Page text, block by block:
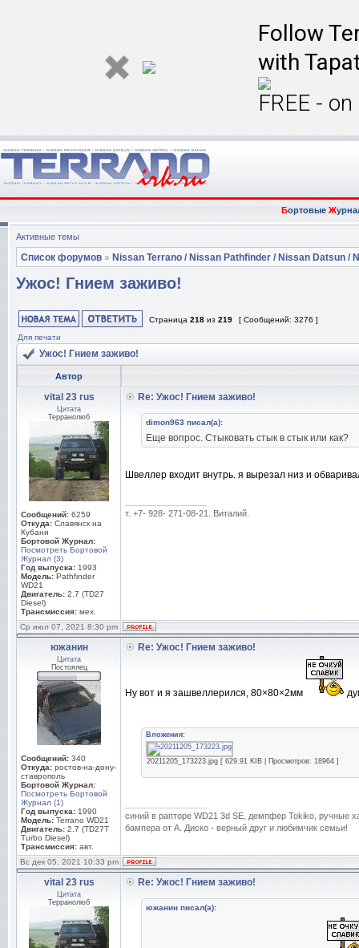
Follow
with
FREE -
БортовыеЖ
Активные темы
Список форумов » Nissan Terrano / Nissan Pathfinder / Nissan Datsun /
Ужос! Гнием заживо!
Страница 218 из 219
[ Сообщений: 3276 ]
Для печати
Ужос! Гнием заживо!
Автор
vital 23 rus
Цитата
Терранолюб
Сообщений: 6259
Откуда: Славянск на
Кубани
Бортовой Журнал:
Посмотреть Бортовой
Журнал (3)
Год выпуска: 1993
Модель: Pathfinder
WD21
Двигатель: 2.7 (TD27
Diesel)
Трансмиссия: мех.
Re: Ужос! Гнием заживо!
dimon963 писал(а):
Еще вопрос. Стыковать стык в стык или как?
Швеллер входит внутрь. я вырезал низ и
т. +7- 928- 271-08-21. Виталий.
Ср июл 07, 2021 8:30 pm
южанин
Цитата
Постоялец
Сообщений: 340
Откуда: ростов-на-дону-
ставрополь
Бортовой Журнал:
Посмотреть Бортовой
Журнал (1)
Год выпуска: 1990
Модель: Terrano WD21
Двигатель: 2.7 (TD27T
Turbo Diesel)
Трансмиссия: авт.
Re: Ужос! Гнием заживо!
Ну вот и я зашвеллерился, 80×80×2мм
Вложения:
20211205_173223.jpg [ 629.91 KIB | Просмотров: 18964 ]
синий в рапторе WD21 3d SE, демпфер Tokiko, ручные
бампера от А. Диско - верный друг и любимчик семьи!
Вс дек 05, 2021 10:33 pm
vital 23 rus
Цитата
Терранолюб
Re: Ужос! Гнием заживо!
южанин писал(а):